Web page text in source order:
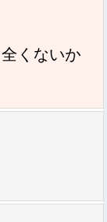
くないか